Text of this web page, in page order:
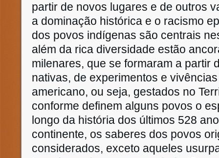
partir de novos lugares e de outros
a dominação histórica e o racismo
dos povos indígenas são centrais
além da rica diversidade estão
milenares, que se formaram a partir
nativas, de experimentos e
americano, ou seja, gestados no
conforme definem alguns povos o
longo da história dos últimos 528
continente, os saberes dos povos
considerados, exceto aqueles